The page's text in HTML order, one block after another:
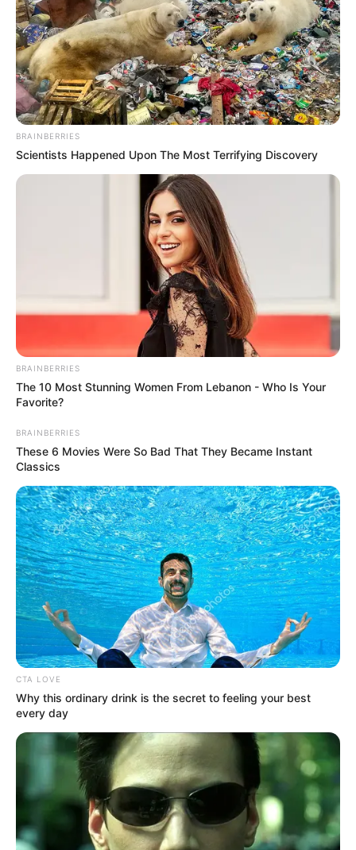
BRAINBERRIES
Scientists Happened Upon The Most Terrifying Discovery
BRAINBERRIES
The 10 Most Stunning Women From Lebanon - Who Is Your
Favorite?
BRAINBERRIES
These 6 Movies Were So Bad That They Became Instant
Classics
CTA LOVE
Why this ordinary drink is the secret to feeling your best
every day